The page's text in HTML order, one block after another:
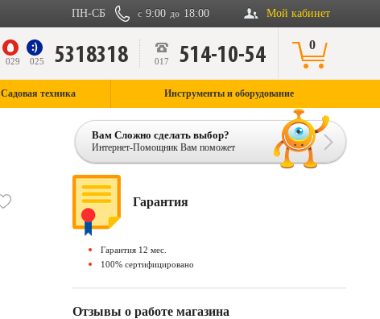
Мой кабинет
с 9:00 до 18:00
ПН-СБ
029 025 5318318 017 514-10-54 0
Садовая техника Инструменты и оборудование
Вам Сложно сделать выбор?
Интернет-Помощник Вам поможет
Гарантия
Гарантия 12 мес.
100% сертифицировано
Отзывы о работе магазина